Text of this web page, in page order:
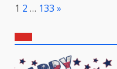
Page:
1 2 … 133 Next
»